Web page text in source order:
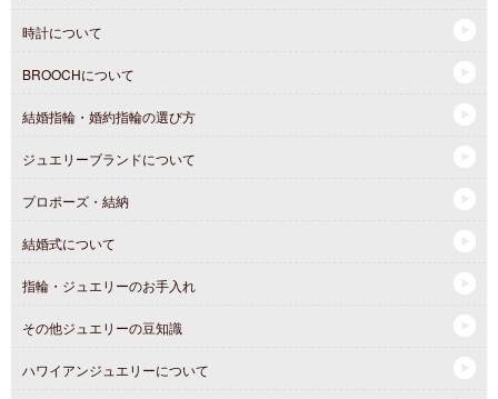
時計について
BROOCHについて
結婚指輪・婚約指輪の選び方
ジュエリーブランドについて
プロポーズ・結納
結婚式について
指輪・ジュエリーのお手入れ
その他ジュエリーの豆知識
ハワイアンジュエリーについて